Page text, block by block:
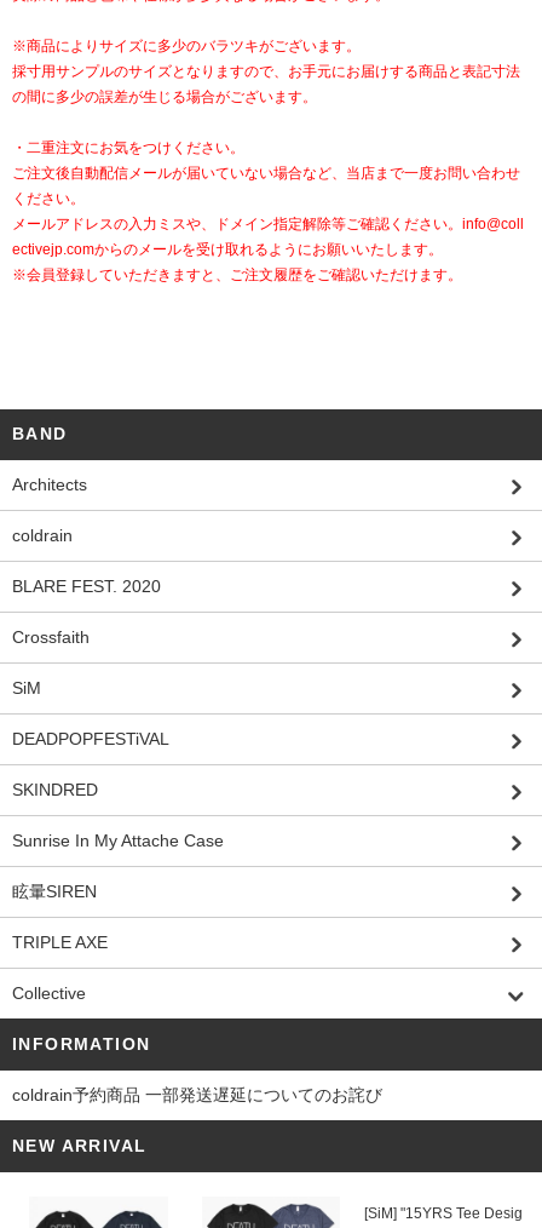
※商品によりサイズに多少のバラツキがございます。
採寸用サンプルのサイズとなりますので、お手元にお届けする商品と表記寸法
の間に多少の誤差が生じる場合がございます。
・二重注文にお気をつけください。
ご注文後自動配信メールが届いていない場合など、当店まで一度お問い合わせ
ください。
メールアドレスの入力ミスや、ドメイン指定解除等ご確認ください。 info@coll
ectivejp.comからのメールを受け取れるようにお願いいたします。
※会員登録していただきますと、ご注文履歴をご確認いただけます。
BAND
Architects
coldrain
BLARE FEST. 2020
Crossfaith
SiM
DEADPOPFESTiVAL
SKINDRED
Sunrise In My Attache Case
眩暈SIREN
TRIPLE AXE
Collective
INFORMATION
coldrain予約商品 一部発送遅延についてのお詫び
NEW ARRIVAL
[SiM] "15YRS Tee Desig